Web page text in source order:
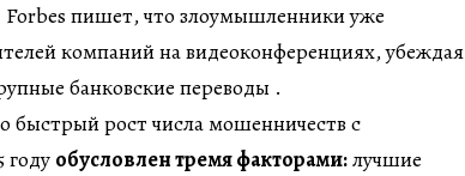
пишет, что злоумышленники уже
компаний на видеоконференциях, убеждая
банковские переводы .
быстрый рост числа мошенничеств с
году обусловлен тремя факторами:лучшие